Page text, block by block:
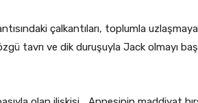
çalkantıları, toplumla
tavrı ve dik duruşuyla Jack olmayı